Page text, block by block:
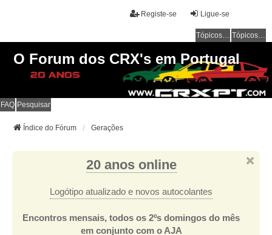
Ligue-se
Registe-se
Tópicos sem resposta Tópicos ativos
O Forum dos CRX's em Portugal
FAQ Pesquisar
Índice do Fórum Gerações
20 anos online
Logótipo atualizado e novos autocolantes
Encontros mensais, todos os 2ºs domingos do mês
em conjunto com o AJA